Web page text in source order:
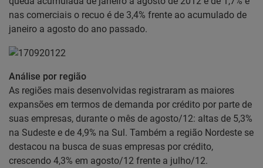
nas comerciais o recuo é de 3,4% frente ao acumulado de
janeiro a agosto do ano passado.
Análise por região
As regiões mais desenvolvidas registraram as maiores
expansões em termos de demanda por crédito por parte de
suas empresas, durante o mês de agosto/12: altas de 5,3%
na Sudeste e de 4,9% na Sul. Também a região Nordeste se
destacou na busca de suas empresas por crédito,
crescendo 4,3% em agosto/12 frente a julho/12.